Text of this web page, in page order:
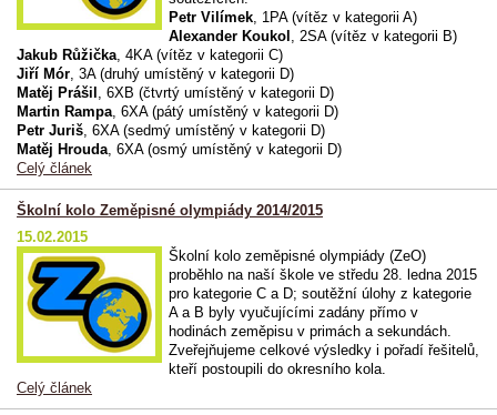
Petr Vilímek, 1PA (vítěz v kategorii A)
Alexander Koukol , 2SA (vítěz v kategorii B)
Jakub Růžička, 4KA (vítěz v kategorii C)
Jiří Mór, 3A (druhý umístěný v kategorii D)
Matěj Prášil , 6XB (čtvrtý umístěný v kategorii D)
Martin Rampa, 6XA (pátý umístěný v kategorii D)
Petr Juriš, 6XA (sedmý umístěný v kategorii D)
Matěj Hrouda, 6XA (osmý umístěný v kategorii D)
Celý článek
Školní kolo Zeměpisné olympiády 2014/2015
15.02.2015
Školní kolo zeměpisné olympiády (ZeO)
proběhlo na naší škole ve středu 28. ledna 2015
pro kategorie C a D; soutěžní úlohy z kategorie
A a B byly vyučujícími zadány přímo v
hodinách zeměpisu v primách a sekundách.
Zveřejňujeme celkové výsledky i pořadí řešitelů,
kteří postoupili do okresního kola.
Celý článek